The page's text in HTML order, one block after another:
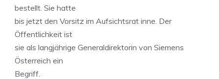
bestellt. Sie hatte
bis jetzt den Vorsitz im Aufsichtsrat inne. Der
Öffentlichkeit ist
sie als langjährige Generaldirektorin von Siemens
Österreich ein
Begriff.